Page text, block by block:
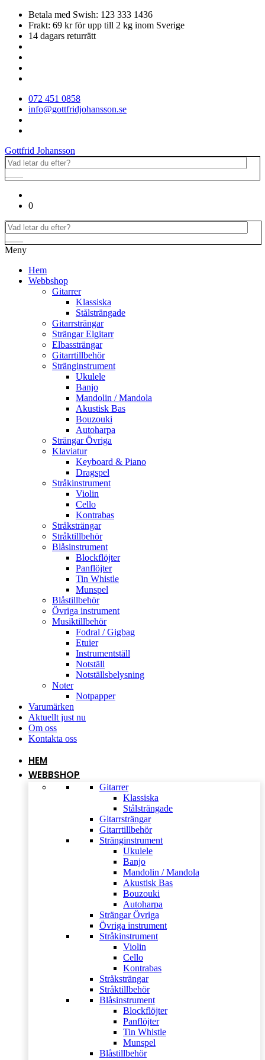
Betala med Swish: 123 333 1436
Frakt: 69 kr för upp till 2 kg inom Sverige
14 dagars returrätt
072 451 0858
info@gottfridjohansson.se
Gottfrid Johansson
0
Meny
Hem
Webbshop
Gitarrer
Klassiska
Stålsträngade
Gitarrsträngar
Strängar Elgitarr
Elbassträngar
Gitarrtillbehör
Stränginstrument
Ukulele
Banjo
Mandolin / Mandola
Akustisk Bas
Bouzouki
Autoharpa
Strängar Övriga
Klaviatur
Keyboard & Piano
Dragspel
Stråkinstrument
Violin
Cello
Kontrabas
Stråksträngar
Stråktillbehör
Blåsinstrument
Blockflöjter
Panflöjter
Tin Whistle
Munspel
Blåstillbehör
Övriga instrument
Musiktillbehör
Fodral / Gigbag
Etuier
Instrumentställ
Notställ
Notställsbelysning
Noter
Notpapper
Varumärken
Aktuellt just nu
Om oss
Kontakta oss
HEM
WEBBSHOP
Gitarrer
Klassiska
Stålsträngade
Gitarrsträngar
Gitarrtillbehör
Stränginstrument
Ukulele
Banjo
Mandolin / Mandola
Akustisk Bas
Bouzouki
Autoharpa
Strängar Övriga
Övriga instrument
Stråkinstrument
Violin
Cello
Kontrabas
Stråksträngar
Stråktillbehör
Blåsinstrument
Blockflöjter
Panflöjter
Tin Whistle
Munspel
Blåstillbehör